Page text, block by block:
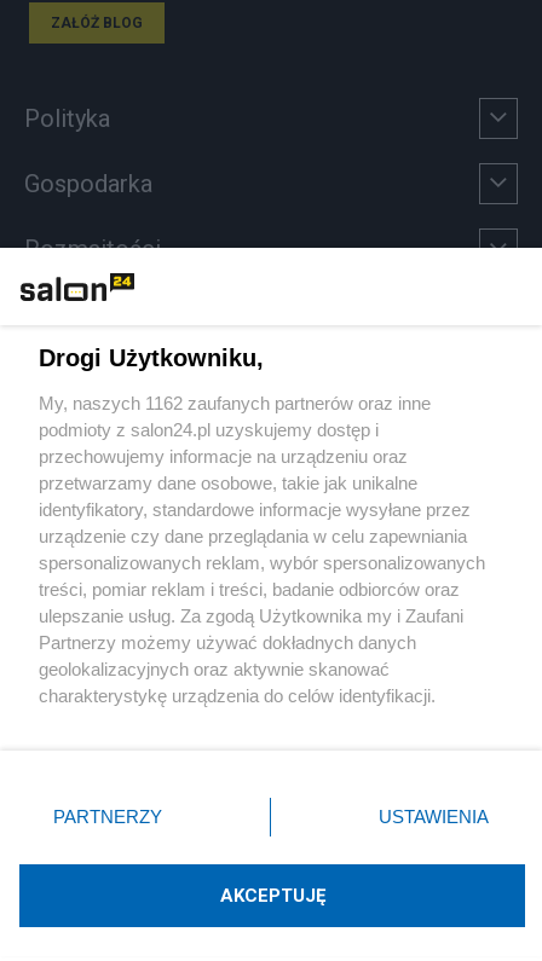
ZAŁÓŻ BLOG
Polityka
Gospodarka
Rozmaitości
Sport
Społeczeństwo
Kultura
X Facebook Instagram Youtube
Technologię dostarcza:W3media.pl
Drogi Użytkowniku,
My, naszych 1162 zaufanych partnerów oraz inne
podmioty z salon24.pl uzyskujemy dostęp i
przechowujemy informacje na urządzeniu oraz
przetwarzamy dane osobowe, takie jak unikalne
identyfikatory, standardowe informacje wysyłane przez
urządzenie czy dane przeglądania w celu zapewniania
spersonalizowanych reklam, wybór spersonalizowanych
treści, pomiar reklam i treści, badanie odbiorców oraz
ulepszanie usług. Za zgodą Użytkownika my i Zaufani
Partnerzy możemy używać dokładnych danych
geolokalizacyjnych oraz aktywnie skanować
charakterystykę urządzenia do celów identyfikacji.
zmienić/wycofać klikając przycisk ustawień prywatności
znajdujący się w lewym dolnym rogu strony
rodzaje przetwarzania danych nie wymagają zgody
użytkownika, ale masz prawo sprzeciwić się takiemu
PARTNERZY USTAWIENIA
AKCEPTUJĘ